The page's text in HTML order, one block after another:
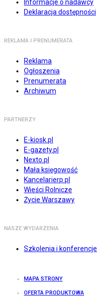
Informacje o nadawcy
Deklaracja dostępności
REKLAMA I PRENUMERATA
Reklama
Ogłoszenia
Prenumerata
Archiwum
PARTNERZY
E-kiosk.pl
E-gazety.pl
Nexto.pl
Mała księgowość
Kancelarierp.pl
Wieści Rolnicze
Życie Warszawy
NASZE WYDARZENIA
Szkolenia i konferencje
MAPA STRONY
OFERTA PRODUKTOWA